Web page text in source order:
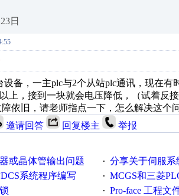
日
备，一主plc与2个从站plc通讯，现在有
上，接到一块就会电压降低，（试着反
依旧，请老师指点一下，怎么解决这个
邀请回答 回复楼主 举报
或晶体管输出问题 · 分享关于伺服系统电
系统程序编写 · MCGS和三菱PLC
· Pro-face 工程文件